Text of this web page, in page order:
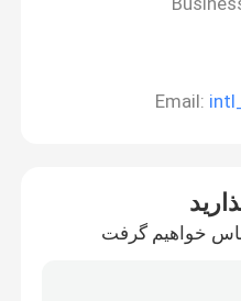
Email:
خواهیم گرفت